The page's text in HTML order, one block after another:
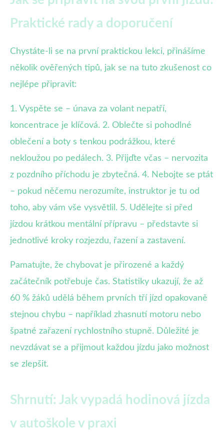
Praktické rady a doporučení
Chystáte-li se na první praktickou lekci, přinášíme
několik ověřených tipů, jak se na tuto zkušenost co
nejlépe připravit:
1. Vyspěte se – únava za volant nepatří,
koncentrace je klíčová. 2. Oblečte si pohodlné
oblečení a boty s tenkou podrážkou, které
nekloužou po pedálech. 3. Přijďte včas – nervozita
z pozdního příchodu je zbytečná. 4. Nebojte se ptát
– pokud něčemu nerozumíte, instruktor je tu od
toho, aby vám vše vysvětlil. 5. Udělejte si před
jízdou krátkou mentální přípravu – představte si
jednotlivé kroky rozjezdu, řazení a zastavení.
Pamatujte, že chybovat je přirozené a každý
začátečník potřebuje čas. Statistiky ukazují, že až
60 % žáků udělá během prvních tří jízd opakovaně
stejnou chybu – například zhasnutí motoru nebo
špatné zařazení rychlostního stupně. Důležité je
nevzdávat se a přijmout každou jízdu jako možnost
se zlepšit.
Shrnutí: Jak vypadá hodinová jízda
v autoškole v praxi